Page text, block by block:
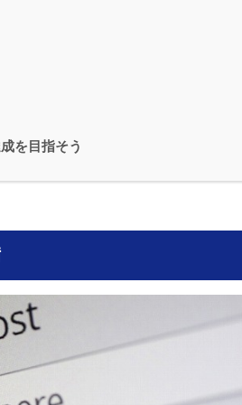
を目指そう